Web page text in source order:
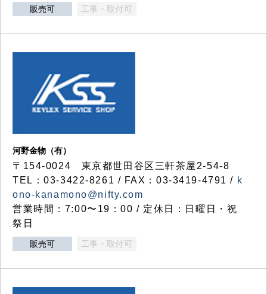
販売可 工事・取付可
河野金物（有）
〒154-0024 東京都世田谷区三軒茶屋2-54-8
TEL：03-3422-8261 / FAX：03-3419-4791 / k
ono-kanamono@nifty.com
営業時間：7:00〜19：00 / 定休日：日曜日・祝
祭日
販売可 工事・取付可